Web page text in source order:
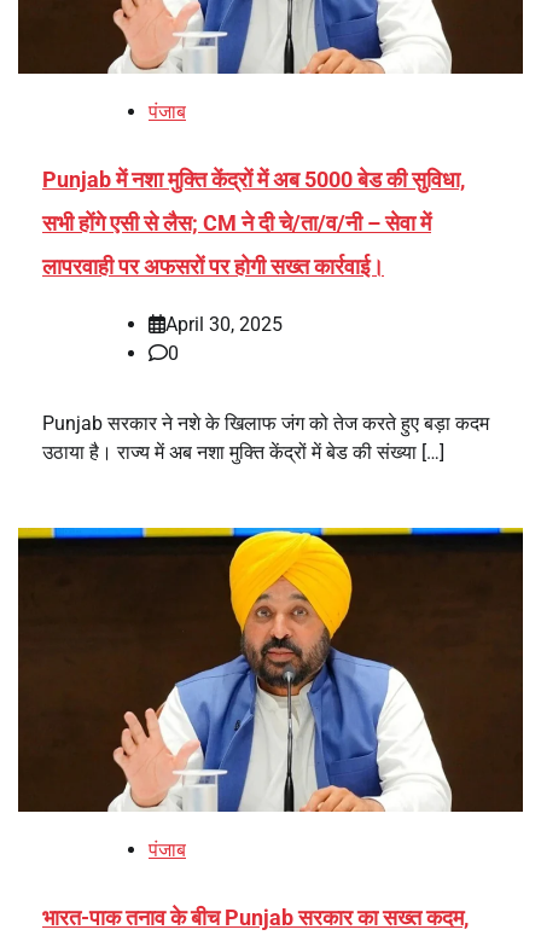
पंजाब
Punjab में नशा मुक्ति केंद्रों में अब 5000 बेड की सुविधा,
सभी होंगे एसी से लैस; CM ने दी चे/ता/व/नी – सेवा में
लापरवाही पर अफसरों पर होगी सख्त कार्रवाई।
April 30, 2025
0
Punjab सरकार ने नशे के खिलाफ जंग को तेज करते हुए बड़ा कदम
उठाया है। राज्य में अब नशा मुक्ति केंद्रों में बेड की संख्या […]
पंजाब
भारत-पाक तनाव के बीच Punjab सरकार का सख्त कदम,